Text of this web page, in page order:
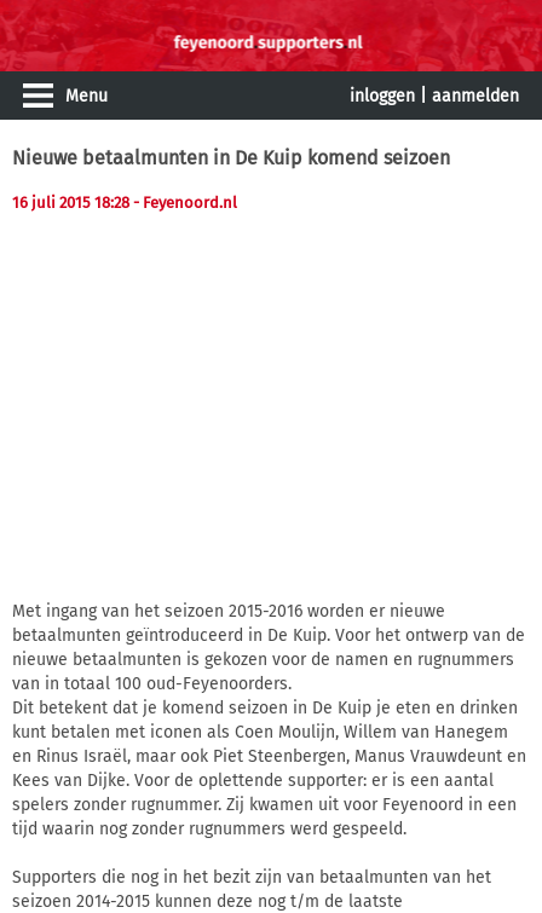
Menu inloggen aanmelden
Nieuwe betaalmunten in De Kuip komend seizoen
16 juli 2015 18:28 - Feyenoord.nl
Met ingang van het seizoen 2015-2016 worden er nieuwe
betaalmunten geïntroduceerd in De Kuip. Voor het ontwerp van de
nieuwe betaalmunten is gekozen voor de namen en rugnummers
van in totaal 100 oud-Feyenoorders.
Dit betekent dat je komend seizoen in De Kuip je eten en drinken
kunt betalen met iconen als Coen Moulijn, Willem van Hanegem
en Rinus Israël, maar ook Piet Steenbergen, Manus Vrauwdeunt en
Kees van Dijke. Voor de oplettende supporter: er is een aantal
spelers zonder rugnummer. Zij kwamen uit voor Feyenoord in een
tijd waarin nog zonder rugnummers werd gespeeld.
Supporters die nog in het bezit zijn van betaalmunten van het
seizoen 2014-2015 kunnen deze nog t/m de laatste